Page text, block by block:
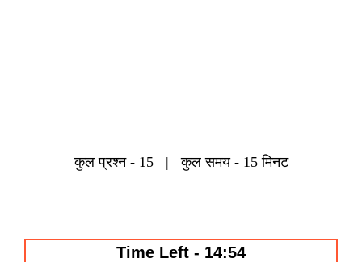
कुलप्रश्‍न - 15 |कुल समय - 15 मिनट
Time Left - 14:53